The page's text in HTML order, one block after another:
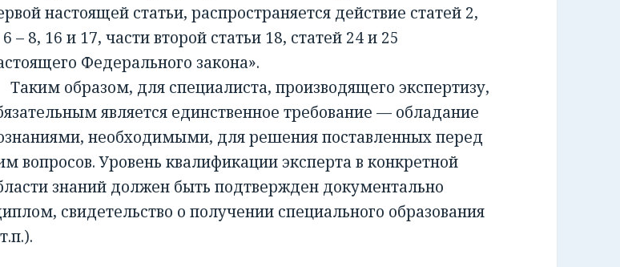
настоящей статьи, распространяется действие статей 2,
6 – 8, 16 и 17, части второй статьи 18, статей 24 и 25
Федерального закона».
образом, для специалиста, производящего экспертизу,
является единственное требование — обладание
необходимыми, для решения поставленных перед
вопросов. Уровень квалификации эксперта в конкретной
знаний должен быть подтвержден документально
свидетельство о получении специального образования